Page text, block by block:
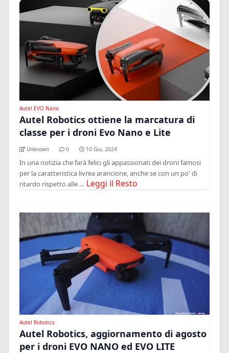
Autel EVO Nano
Autel Robotics ottiene la marcatura di
classe per i droni Evo Nano e Lite
Unknown 0 10 Giu, 2024
In una notizia che farà felici gli appassionati dei droni famosi
per la caratteristica livrea arancione, anche se con un po' di
ritardo rispetto alle ... Leggi il Resto
Autel Robotics
Autel Robotics, aggiornamento di agosto
per i droni EVO NANO ed EVO LITE